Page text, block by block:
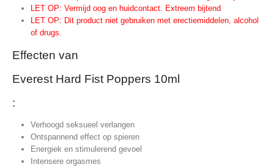
LET OP: Vermijd oog en huidcontact. Extreem bijtend
LET OP: Dit product niet gebruiken met erectiemiddelen, alcohol
of drugs.
Effecten van
Everest Hard Fist Poppers 10ml
:
Verhoogd seksueel verlangen
Ontspannend effect op spieren
Energiek en stimulerend gevoel
Intensere orgasmes